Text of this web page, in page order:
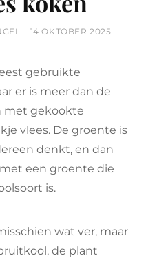
POSTED
14 OKTOBER 2025
gebruikte
er is meer dan de
met gekookte
vlees. De groente is
denkt, en dan
een groente die
is.
wat ver, maar
de plant